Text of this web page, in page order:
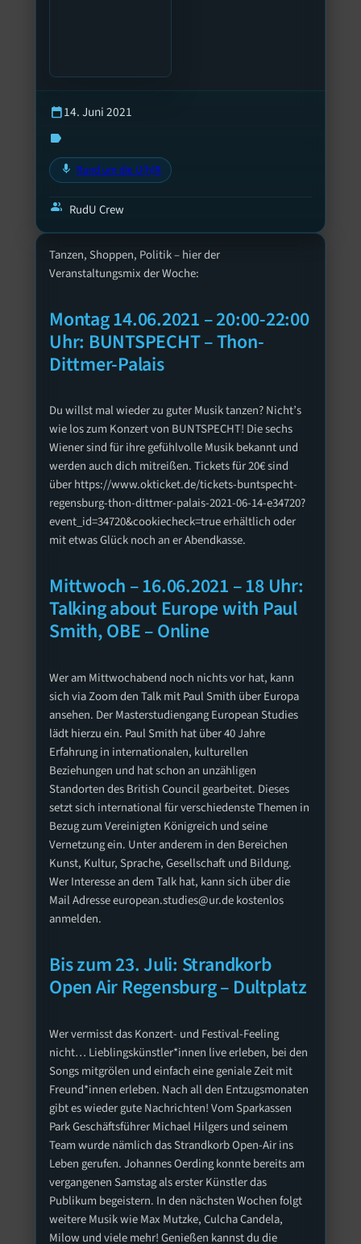
Tanzen, Shoppen, Politik – hier der
Veranstaltungsmix der Woche:
Montag 14.06.2021 – 20:00-22:00
Uhr: BUNTSPECHT – Thon-
Dittmer-Palais
Du willst mal wieder zu guter Musik tanzen? Nicht’s
wie los zum Konzert von BUNTSPECHT! Die sechs
Wiener sind für ihre gefühlvolle Musik bekannt und
werden auch dich mitreißen. Tickets für 20€ sind
über https://www.okticket.de/tickets-buntspecht-
regensburg-thon-dittmer-palais-2021-06-14-e34720?
event_id=34720&cookiecheck=true erhältlich oder
mit etwas Glück noch an er Abendkasse.
Mittwoch – 16.06.2021 – 18 Uhr:
Talking about Europe with Paul
Smith, OBE – Online
Wer am Mittwochabend noch nichts vor hat, kann
sich via Zoom den Talk mit Paul Smith über Europa
ansehen. Der Masterstudiengang European Studies
lädt hierzu ein. Paul Smith hat über 40 Jahre
Erfahrung in internationalen, kulturellen
Beziehungen und hat schon an unzähligen
Standorten des British Council gearbeitet. Dieses
setzt sich international für verschiedenste Themen in
Bezug zum Vereinigten Königreich und seine
Vernetzung ein. Unter anderem in den Bereichen
Kunst, Kultur, Sprache, Gesellschaft und Bildung.
Wer Interesse an dem Talk hat, kann sich über die
Mail Adresse european.studies@ur.de kostenlos
anmelden.
Bis zum 23. Juli: Strandkorb
Open Air Regensburg – Dultplatz
Wer vermisst das Konzert- und Festival-Feeling
nicht… Lieblingskünstler*innen live erleben, bei den
Songs mitgrölen und einfach eine geniale Zeit mit
Freund*innen erleben. Nach all den Entzugsmonaten
gibt es wieder gute Nachrichten! Vom Sparkassen
Park Geschäftsführer Michael Hilgers und seinem
Team wurde nämlich das Strandkorb Open-Air ins
Leben gerufen. Johannes Oerding konnte bereits am
vergangenen Samstag als erster Künstler das
Publikum begeistern. In den nächsten Wochen folgt
weitere Musik wie Max Mutzke, Culcha Candela,
Milow und viele mehr! Genießen kannst du die
calendar_today14. Juni 2021
label
mic Rund um die U(h)R
group RudU Crew